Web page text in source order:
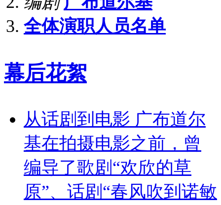
全体演职人员名单
幕后花絮
从话剧到电影 广布道尔
基在拍摄电影之前，曾
编导了歌剧“欢欣的草
原”、话剧“春风吹到诺敏